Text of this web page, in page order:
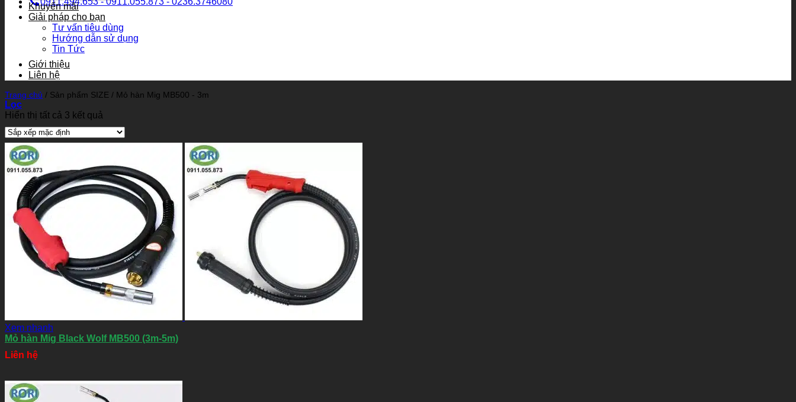
Khuyến mãi
Giải pháp cho bạn
Tư vấn tiêu dùng
Hướng dẫn sử dụng
Tin Tức
Giới thiệu
Liên hệ
Trang chủ / Sản phẩm SIZE / Mỏ hàn Mig MB500 - 3m
Lọc
Hiển thị tất cả 3 kết quả
Xem nhanh
Mỏ hàn Mig Black Wolf MB500 (3m-5m)
Liên hệ